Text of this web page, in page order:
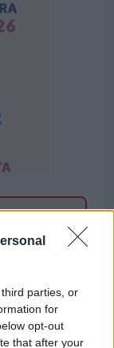
parties, or
for
opt-out
that after your